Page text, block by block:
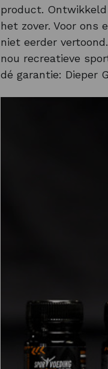
product. Ontwikkeld
het zover. Voor ons
niet eerder
nou recreatieve
dé garantie: Dieper